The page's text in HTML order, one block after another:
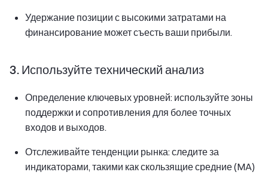
Удержание позиции с высокими затратами на
финансирование может съесть ваши прибыли.
3. Используйте технический анализ
Определение ключевых уровней: используйте зоны
поддержки и сопротивления для более точных
входов и выходов.
Отслеживайте тенденции рынка: следите за
индикаторами, такими как скользящие средние (MA)